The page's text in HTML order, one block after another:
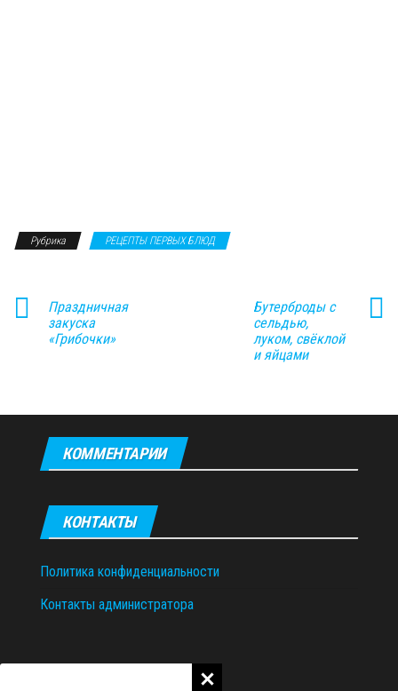
Рубрика РЕЦЕПТЫ ПЕРВЫХ БЛЮД
Праздничная
закуска
«Грибочки»
Бутерброды с
сельдью,
луком, свёклой
и яйцами
КОММЕНТАРИИ
КОНТАКТЫ
Политика конфиденциальности
Контакты администратора